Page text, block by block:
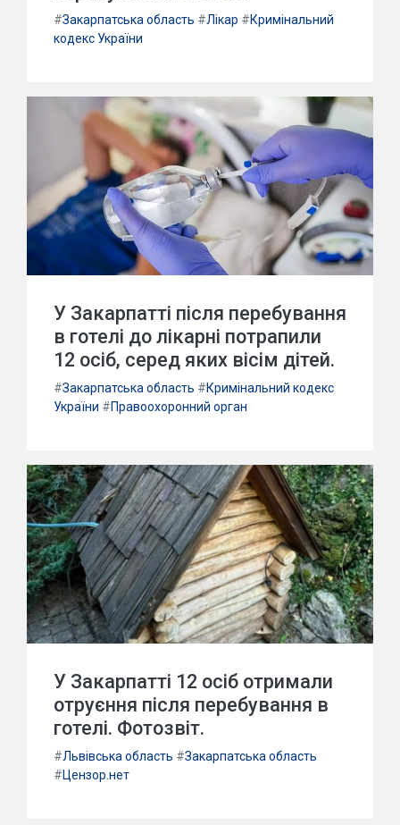
#Закарпатська область #Лікар #Кримінальний
кодекс України
У Закарпатті після перебування
в готелі до лікарні потрапили
12 осіб, серед яких вісім дітей.
#Закарпатська область #Кримінальний кодекс
України #Правоохоронний орган
У Закарпатті 12 осіб отримали
отруєння після перебування в
готелі. Фотозвіт.
#Львівська область #Закарпатська область
#Цензор.нет